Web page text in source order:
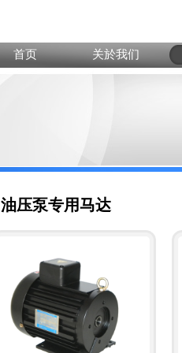
首页 关於我们
油压泵专用马达